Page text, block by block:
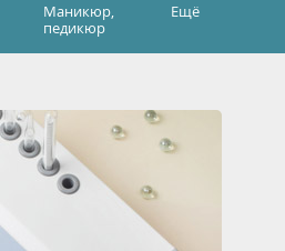
Маникюр,
педикюр
Ещё